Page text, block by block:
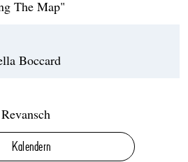
The Map"
Boccard
Kalendern